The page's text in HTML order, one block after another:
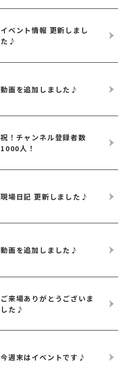
イベント情報 更新しまし
た♪
動画を追加しました♪
祝！チャンネル登録者数
1000人！
現場日記 更新しました♪
動画を追加しました♪
ご来場ありがとうございま
した♪
今週末はイベントです♪